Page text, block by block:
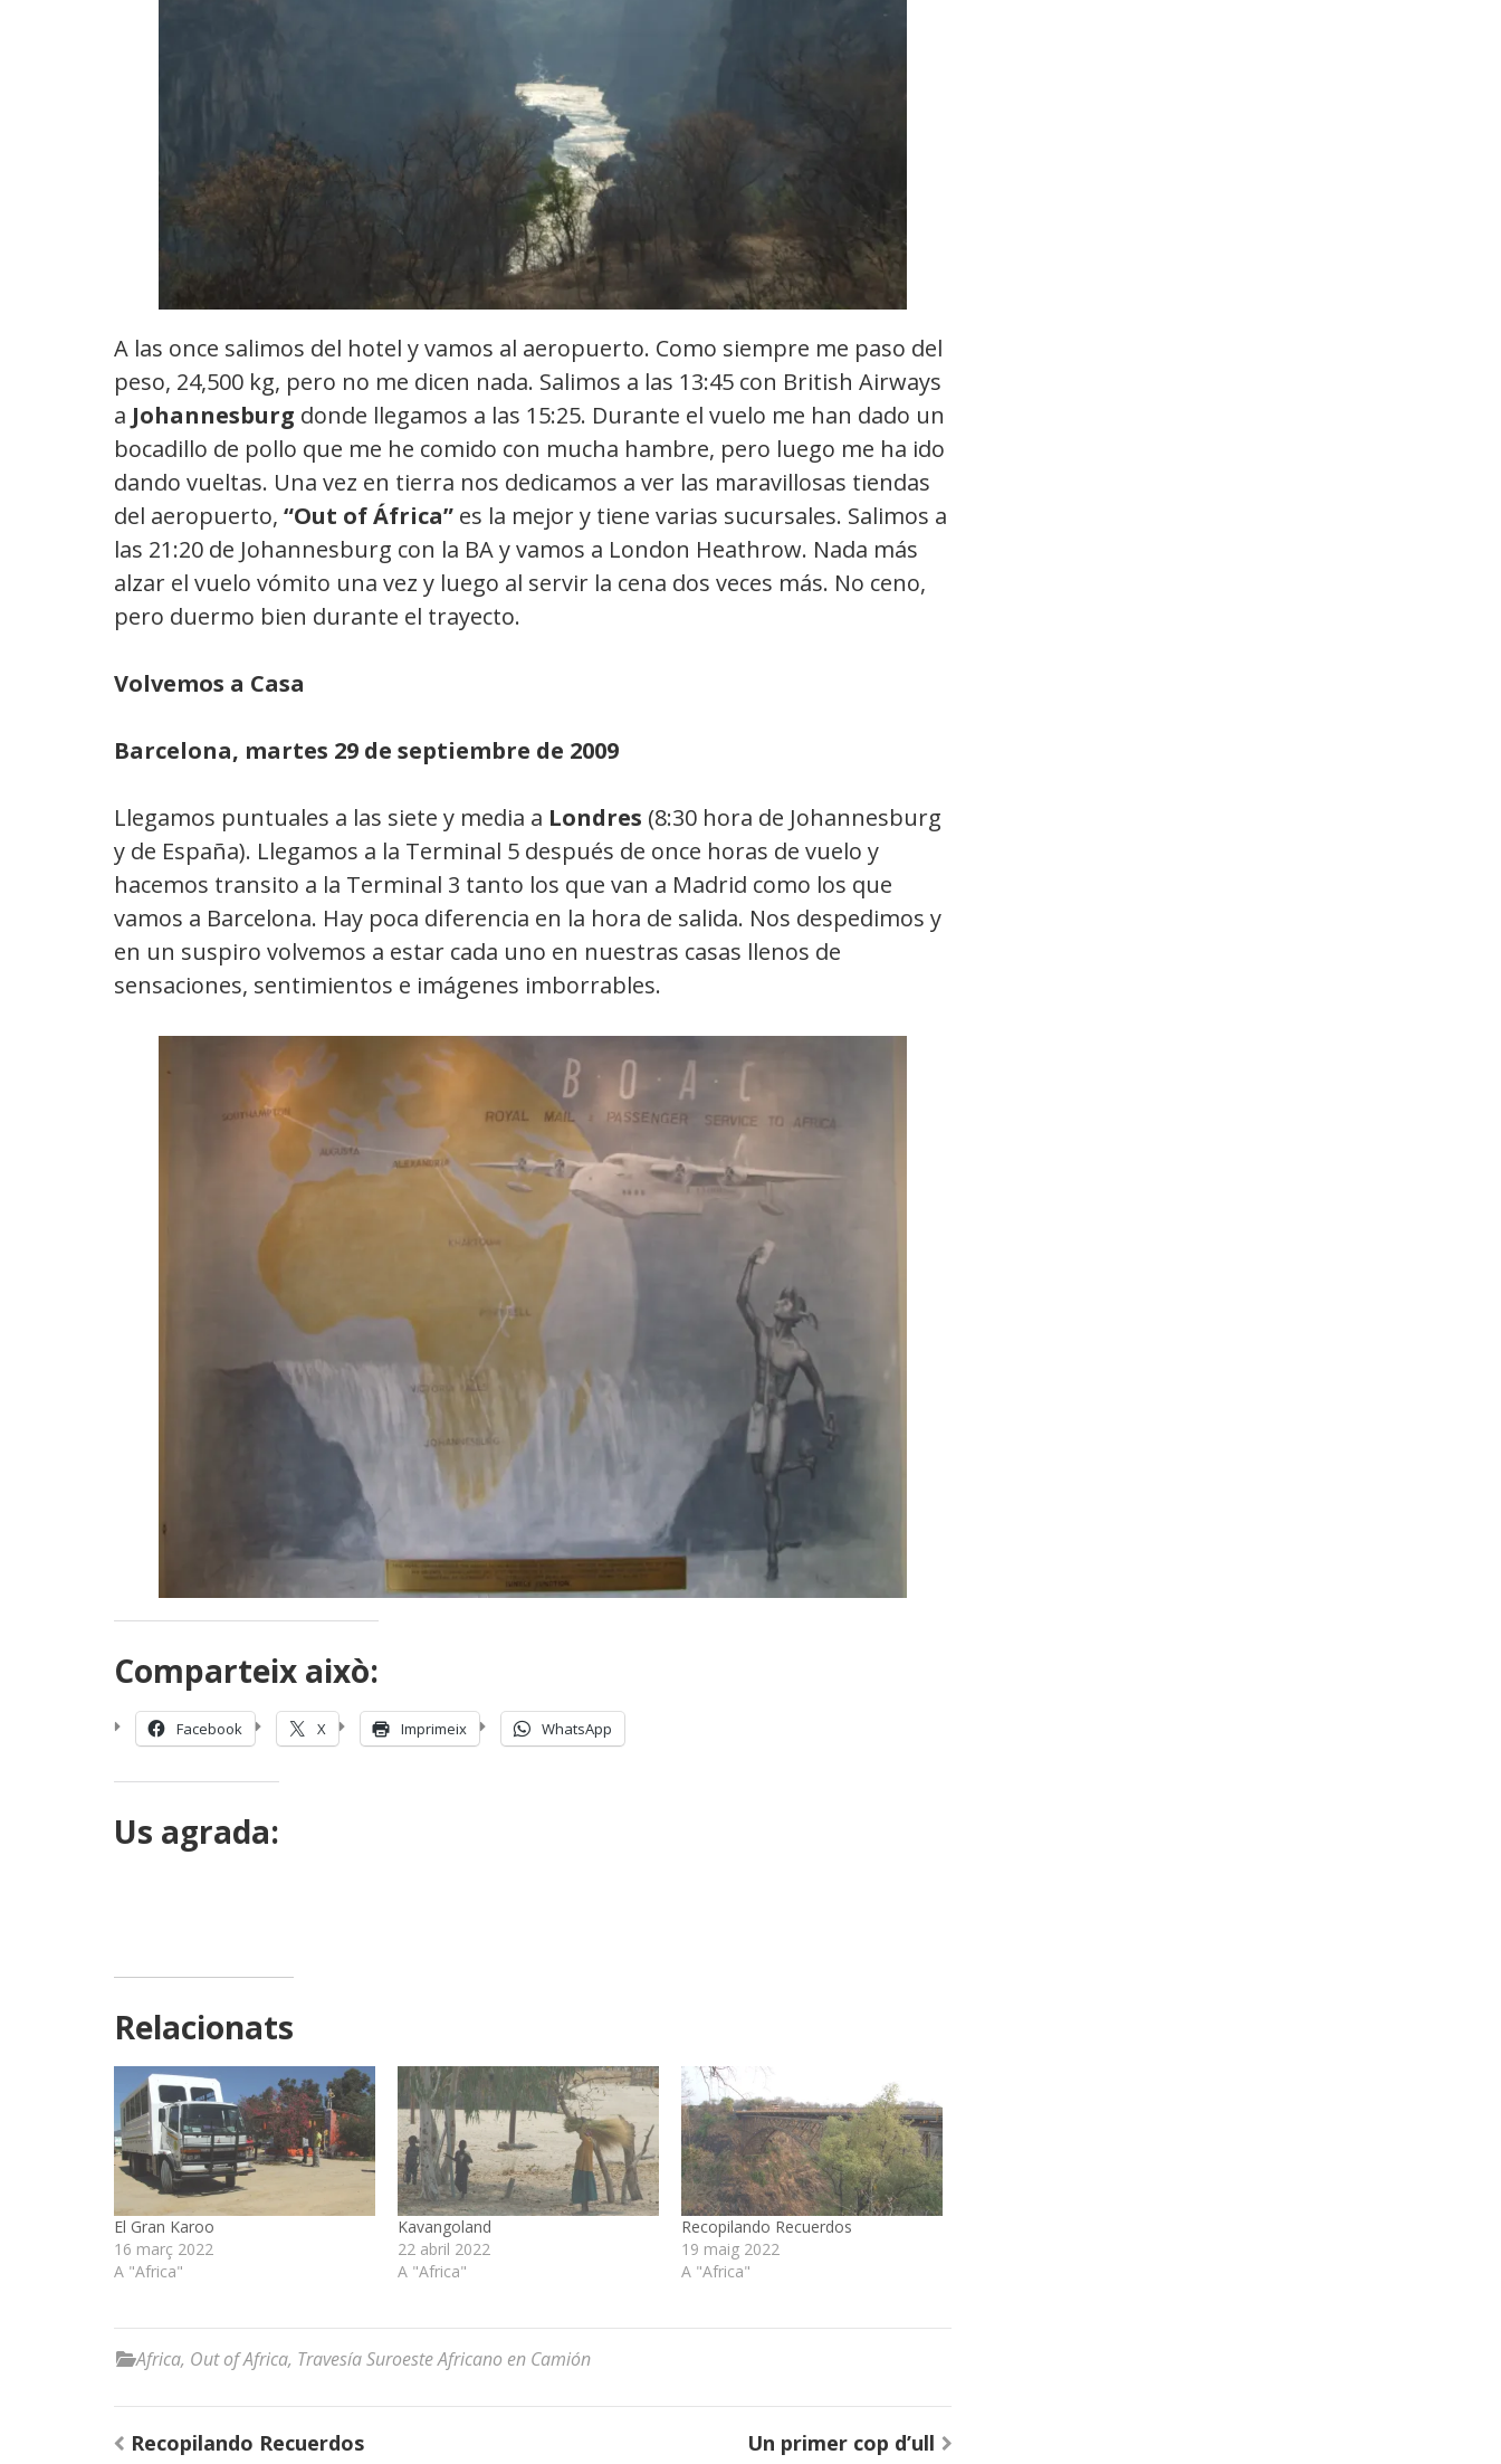
A las once salimos del hotel y vamos al aeropuerto. Como siempre me paso del
peso, 24,500 kg, pero no me dicen nada. Salimos a las 13:45 con British Airways
a Johannesburg donde llegamos a las 15:25. Durante el vuelo me han dado un
bocadillo de pollo que me he comido con mucha hambre, pero luego me ha ido
dando vueltas. Una vez en tierra nos dedicamos a ver las maravillosas tiendas
del aeropuerto, “Out of África” es la mejor y tiene varias sucursales. Salimos a
las 21:20 de Johannesburg con la BA y vamos a London Heathrow. Nada más
alzar el vuelo vómito una vez y luego al servir la cena dos veces más. No ceno,
pero duermo bien durante el trayecto.
Volvemos a Casa
Barcelona, martes 29 de septiembre de 2009
Llegamos puntuales a las siete y media a Londres (8:30 hora de Johannesburg
y de España). Llegamos a la Terminal 5 después de once horas de vuelo y
hacemos transito a la Terminal 3 tanto los que van a Madrid como los que
vamos a Barcelona. Hay poca diferencia en la hora de salida. Nos despedimos y
en un suspiro volvemos a estar cada uno en nuestras casas llenos de
sensaciones, sentimientos e imágenes imborrables.
Comparteix això:
Facebook X Imprimeix WhatsApp
Us agrada:
Relacionats
El Gran Karoo
16 març 2022
A "Africa"
Kavangoland
22 abril 2022
A "Africa"
Recopilando Recuerdos
19 maig 2022
A "Africa"
Africa, Out of Africa, Travesía Suroeste Africano en Camión
Navegació
Recopilando Recuerdos Un primer cop d’ull